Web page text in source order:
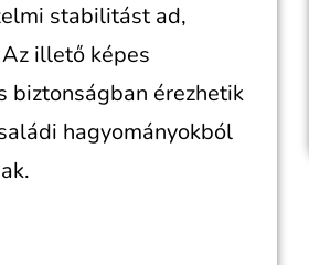
stabilitást ad,
illető képes
biztonságban érezhetik
hagyományokból